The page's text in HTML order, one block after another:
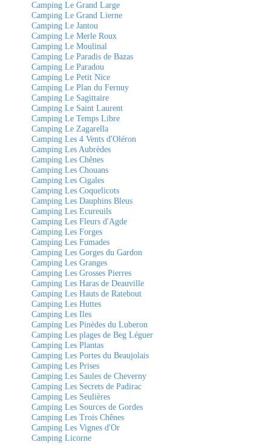
Camping Le Grand Large
Camping Le Grand Lierne
Camping Le Jantou
Camping Le Merle Roux
Camping Le Moulinal
Camping Le Paradis de Bazas
Camping Le Paradou
Camping Le Petit Nice
Camping Le Plan du Fernuy
Camping Le Sagittaire
Camping Le Saint Laurent
Camping Le Temps Libre
Camping Le Zagarella
Camping Les 4 Vents d'Oléron
Camping Les Aubrèdes
Camping Les Chênes
Camping Les Chouans
Camping Les Cigales
Camping Les Coquelicots
Camping Les Dauphins Bleus
Camping Les Ecureuils
Camping Les Fleurs d'Agde
Camping Les Forges
Camping Les Fumades
Camping Les Gorges du Gardon
Camping Les Granges
Camping Les Grosses Pierres
Camping Les Haras de Deauville
Camping Les Hauts de Ratebout
Camping Les Huttes
Camping Les Iles
Camping Les Pinèdes du Luberon
Camping Les plages de Beg Léguer
Camping Les Plantas
Camping Les Portes du Beaujolais
Camping Les Prises
Camping Les Saules de Cheverny
Camping Les Secrets de Padirac
Camping Les Seulières
Camping Les Sources de Gordes
Camping Les Trois Chênes
Camping Les Vignes d'Or
Camping Licorne